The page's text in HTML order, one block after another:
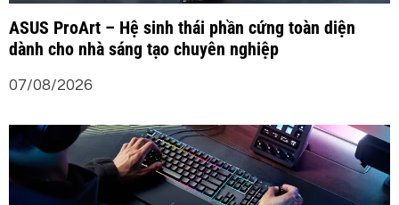
b
à
v
i
ASUS ProArt – Hệ sinh thái phần cứng toàn diện
dành cho nhà sáng tạo chuyên nghiệp
07/08/2026